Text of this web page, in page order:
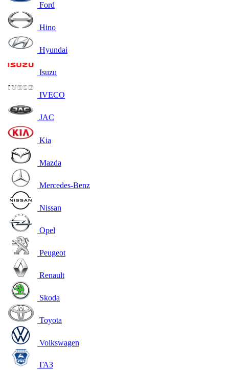
Ford
Hino
Hyundai
Isuzu
IVECO
JAC
Kia
Mazda
Mercedes-Benz
Nissan
Opel
Peugeot
Renault
Skoda
Toyota
Volkswagen
ГАЗ